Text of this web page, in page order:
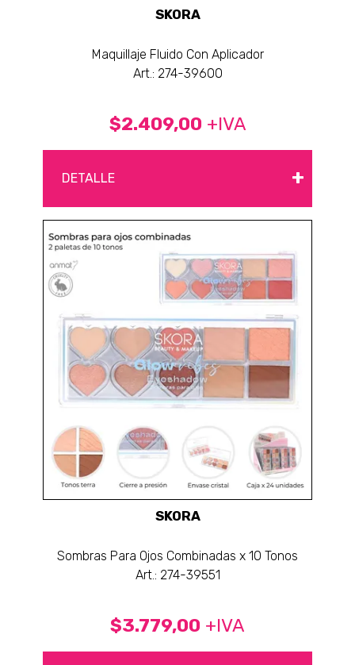
SKORA
Maquillaje Fluido Con Aplicador
Art.: 274-39600
$2.409,00 +IVA
DETALLE +
SKORA
Sombras Para Ojos Combinadas x 10 Tonos
Art.: 274-39551
$3.779,00 +IVA